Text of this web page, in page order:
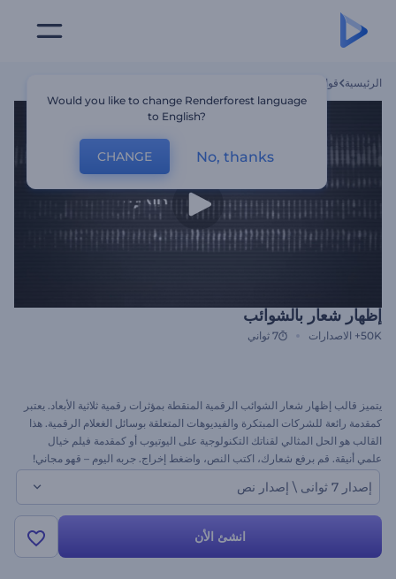
الرئيسية قوالب
إظهار شعار بالشوائب
50K+ الاصدارات 7 ثواني
يتميز قالب إظهار شعار الشوائب الرقمية المنقطة بمؤثرات رقمية ثلاثية الأبعاد. يعتبر
كمقدمة رائعة للشركات المبتكرة والفيديوهات المتعلقة بوسائل الغعلام الرقمية. هذا
القالب هو الحل المثالي لقناتك التكنولوجية على اليوتيوب أو كمقدمة فيلم خيال
علمي أنيقة. قم برفع شعارك، اكتب النص، واضغط إخراج. جربه اليوم – قهو مجاني!
إصدار 7 ثوانى \ إصدار نص
انشئ الأن
Would you like to change Renderforest language
to English?
CHANGE No, thanks